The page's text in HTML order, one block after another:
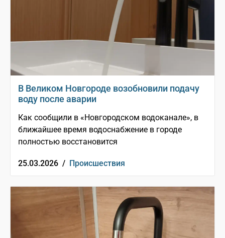
В Великом Новгороде возобновили подачу
воду после аварии
Как сообщили в «Новгородском водоканале», в
ближайшее время водоснабжение в городе
полностью восстановится
25.03.2026 / Происшествия